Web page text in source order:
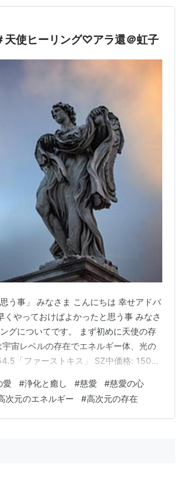
天使ヒーリング♡アラ還＠虹子
う事」 みなさま こんにちは 幸せアドバ
やっておけばよかったと思う事 みなさ
グについてです。 まず初めに天使の存
宙レベルの存在でエネルギー体、光の
「ファーストキス」 SZ中価格: 15000
は、ナビゲーターでいつもあなたに寄
愛 #浄化と癒し #慈愛 #慈愛の心
次元のエネルギー #高次元の存在